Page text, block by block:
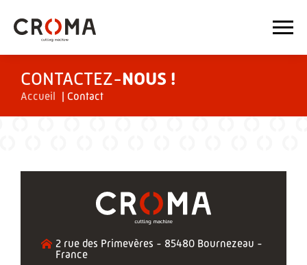
CONTACTEZ-NOUS !
Accueil | Contact
2 rue des Primevères - 85480 Bournezeau -
France